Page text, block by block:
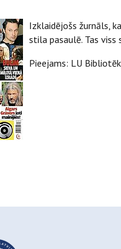
Izklaidējošs žurnāls,
stila pasaulē. Tas viss
Pieejams: LU